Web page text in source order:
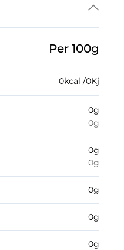
Per 100g
0kcal /0Kj
0g
0g
0g
0g
0g
0g
0g